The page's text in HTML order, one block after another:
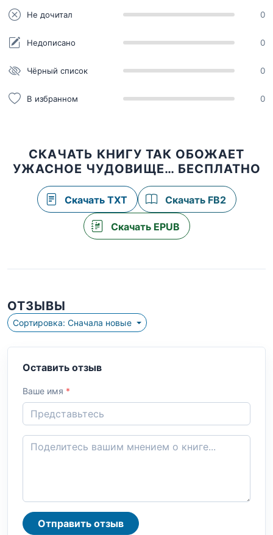
Не дочитал 0
Недописано 0
Чёрный список 0
В избранном 0
СКАЧАТЬ КНИГУ ТАК ОБОЖАЕТ
УЖАСНОЕ ЧУДОВИЩЕ… БЕСПЛАТНО
Скачать TXT Скачать FB2
Скачать EPUB
ОТЗЫВЫ
Сортировка: Сначала новые
Оставить отзыв
Ваше имя *
Отправить отзыв